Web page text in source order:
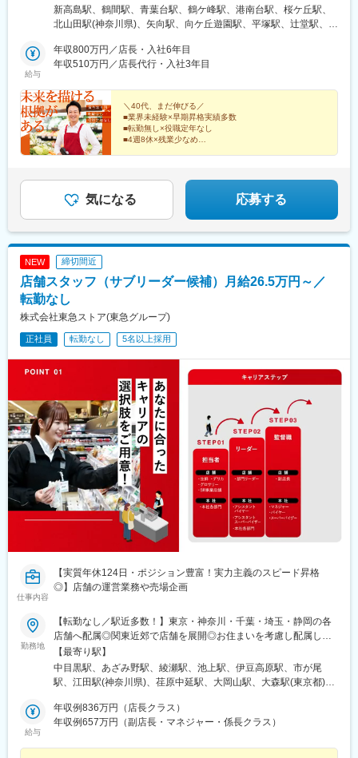
（関東・関西）を検討する場合もございます。※転居を伴う異動の
場合、諸費用は会社負担（社内規定有）【本社】神奈川県横浜市
子市、相模原市、大和市、伊勢原市、厚木市、平塚市【東京都】
大田区、品川区、世田谷区、渋谷区、板橋区、北区、足立区、杉
川市、三鷹市、小金井市、国分寺市、八王子市、清瀬市、狛江
市、昭島市、調布市、武蔵野市【千葉県】千葉市、船橋市、浦安
市、市川市、習志野市、佐倉市、八千代市【埼玉県】さいたま
市、川口市、川越市、草加市、戸田市、三郷市、所沢市、新座市
新高島駅、鶴間駅、青葉台駅、鶴ケ峰駅、港南台駅、桜ケ丘駅、
北山田駅(神奈川県)、矢向駅、向ケ丘遊園駅、平塚駅、辻堂駅、宮
中華街駅、伊勢原駅、山手駅、新子安駅、三ツ境駅、金沢文庫
駅、南橋本駅、新杉田駅、湘南台駅、藤沢駅、川和町駅、上溝
駅、高座渋谷駅、踊場駅、相模原駅、生田駅(神奈川県)、長津田
駅、逗子駅、並木北駅、上大岡駅、港町駅、高田駅(神奈川県)、セ
ンター南駅、古淵駅、都筑ふれあいの丘駅、小岩駅、立会川駅、
大泉学園駅、綾瀬駅、上井草駅、東雲駅(東京都)、馬喰横山駅、板
橋本町駅、銀座一丁目駅、田町駅(東京都)、上板橋駅、浅草駅(Ｔ
丘駅、雑色駅、小竹向原駅、椎名町駅、本蓮沼駅、東陽町駅、梅
屋敷駅(東京都)、十条駅(東京都)、西大島駅、代々木八幡駅、鷺ノ
公園駅、中板橋駅、高円寺駅、池尻大橋駅、用賀駅、北参道駅、
六町駅、西葛西駅、富士見ケ丘駅、西馬込駅、お台場海浜公園
駅、萩山駅、田無駅、西武柳沢駅、立川北駅、泉体育館駅、三鷹
駅、吉祥寺駅、ひばりケ丘駅(東京都)、南大沢駅、調布駅、すずか
け台駅、西府駅、大塚・帝京大学駅、北八王子駅、昭島駅、東小
駅、国領駅、狛江駅、北国分駅、常盤平駅、柏駅、海神駅、原木
葉駅、幕張豊砂駅、本八幡駅(都営線)、ユーカリが丘駅、船橋競馬
場駅、西高島平駅、西川口駅、的場駅、川口駅、東久留米駅、せ
んげん台駅、新座駅、志木駅、蕨駅、所沢駅、武蔵浦和駅、北戸
田駅、本川越駅、見沼代親水公園駅、三郷中央駅、与野駅、戸田
駅(埼玉県)、加茂宮駅、川口元郷駅、浦和駅、みなとみらい駅、南
林間駅、登戸駅、宮前平駅、川崎大師駅、京急新子安駅、杉田駅
(神奈川県)、武蔵溝ノ口駅、逗子・葉山駅、並木中央駅、港南中央
駅、六郷土手駅、センター北駅、上石神井駅、東日本橋駅、有楽
町駅、三田駅(東京都)、田原町駅(東京都)、菊川駅(東京都)、梶原
駅、下落合駅、志村坂上駅、大森町駅、代々木公園駅、都立家政
駅、宮ノ前駅、目白駅、矢口渡駅、雪が谷大塚駅、鮫洲駅、荏原
中延駅、新高円寺駅、千駄ケ谷駅、東京テレポート駅、八坂駅、
東伏見駅、立川駅、井の頭公園駅、松が谷駅、本八幡駅(総武線)、
川崎駅、人形町駅、銀座駅、浅草駅、錦糸町駅、王子駅前駅、初
台駅、熊野前駅、学習院下駅、沼部駅、品川シーサイド駅、中延
給与
年収800万円／店長・入社6年目
年収510万円／店長代行・入社3年目
＼40代、まだ伸びる／
■業界未経験×早期昇格実績多数
■転勤無し×役職定年なし
■4週8休×残業少なめ
挑戦できる裁量の大きいポジションで、
腰を据えて長く働けます。
気になる 応募する
NEW 締切間近
店舗スタッフ（サブリーダー候補）月給26.5万円～／
転勤なし
株式会社東急ストア(東急グループ)
正社員 転勤なし 5名以上採用
仕事内容
【実質年休124日・ポジション豊富！実力主義のスピード昇格
◎】店舗の運営業務や売場企画
勤務地
【転勤なし／駅近多数！】東京・神奈川・千葉・埼玉・静岡の各
店舗へ配属◎関東近郊で店舗を展開◎お住まいを考慮し配属しま
す＊ ＊ ＊ ＊【 POINT 】◆転勤なしご自宅最寄駅から90
分までの店舗への配属が原則。（転居を伴う異動はありません）
◆通勤便利・交通費支給東急線沿線を中心に店舗展開。駅近・駅
区、品川区、目黒区、大田区、世田谷区、渋谷区、杉並区、豊島
区、板橋区、足立区、葛飾区、立川市、武蔵野市、三鷹市、調布
筑区、戸塚区、西区）、川崎市（高津区、中原区、宮前区）、鎌
【最寄り駅】
中目黒駅、あざみ野駅、綾瀬駅、池上駅、伊豆高原駅、市が尾
駅、江田駅(神奈川県)、荏原中延駅、大岡山駅、大森駅(東京都)、
駅、川奈駅、菊名駅、北越谷駅、高円寺駅、五反田駅、三軒茶屋
駅、不動前駅、六会日大前駅、新下田駅、新丸子駅、洗足駅、セ
給与
年収例836万円（店長クラス）
年収例657万円（副店長・マネジャー・係長クラス）